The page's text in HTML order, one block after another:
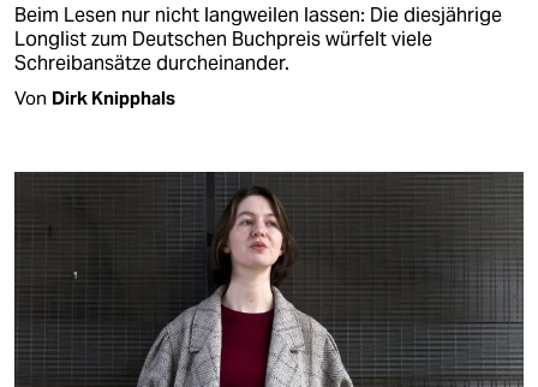
Beim Lesen nur nicht langweilen lassen: Die diesjährige
Longlist zum Deutschen Buchpreis würfelt viele
Schreibansätze durcheinander.
Von Dirk Knipphals